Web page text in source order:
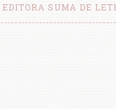
EDITORA SUMA DE